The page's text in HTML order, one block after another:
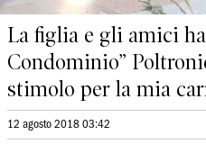
La figlia e gli amici
Condominio”
stimolo per la mia
12 agosto 2018 03:42